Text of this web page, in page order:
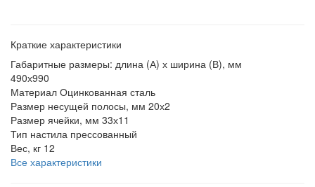
Краткие характеристики
Габаритные размеры: длина (А) х ширина (В), мм
490х990
Материал Оцинкованная сталь
Размер несущей полосы, мм 20х2
Размер ячейки, мм 33х11
Тип настила прессованный
Вес, кг 12
Все характеристики